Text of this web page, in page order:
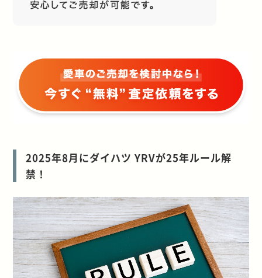
2025年8月にダイハツ YRVが25年ルール解
禁！